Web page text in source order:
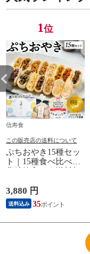
1位
信寿食
この販売店の送料について
ぷちおやき15種セッ
ト｜15種食べ比べ｜
3,880 円
送料込み 35